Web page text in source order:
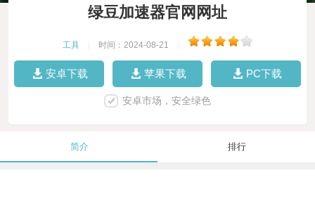
绿豆加速器官网网址
工具 时间：2024-08-21
安卓下载 苹果下载 PC下载
安卓市场，安全绿色
简介 排行